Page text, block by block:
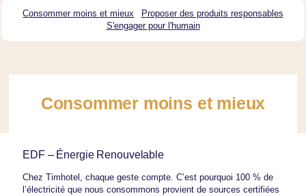
Consommer moins et mieux
Proposer des produits responsables
S'engager pour l'humain
Consommer moins et mieux
EDF – Énergie Renouvelable
Chez Timhotel, chaque geste compte. C’est pourquoi 100 % de
l’électricité que nous consommons provient de sources certifiées